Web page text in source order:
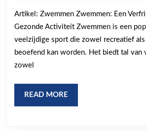
Zwemmen
voor
Geest
en
Artikel: Zwemmen Zwemmen: Een
Gezonde Activiteit Zwemmen is een
veelzijdige sport die zowel recreatief
beoefend kan worden. Het biedt tal van
zowel
READ MORE
MORE